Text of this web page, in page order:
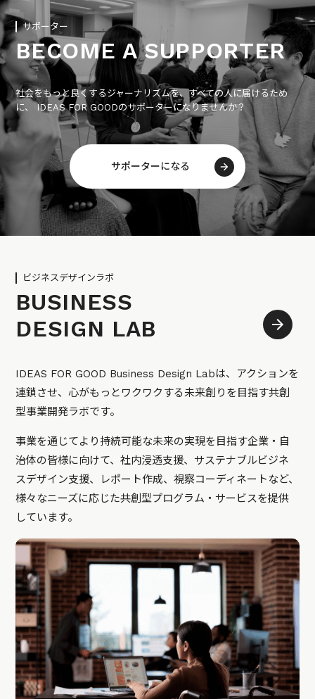
サポーター
BECOME A SUPPORTER
社会をもっと良くするジャーナリズムを、すべての人に届けるため
に、 IDEAS FOR GOODのサポーターになりませんか？
サポーターになる
ビジネスデザインラボ
BUSINESS
DESIGN LAB
IDEAS FOR GOOD Business Design Labは、アクションを
連鎖させ、心がもっとワクワクする未来創りを目指す共創
型事業開発ラボです。
事業を通じてより持続可能な未来の実現を目指す企業・自
治体の皆様に向けて、社内浸透支援、サステナブルビジネ
スデザイン支援、レポート作成、視察コーディネートなど、
様々なニーズに応じた共創型プログラム・サービスを提供
しています。